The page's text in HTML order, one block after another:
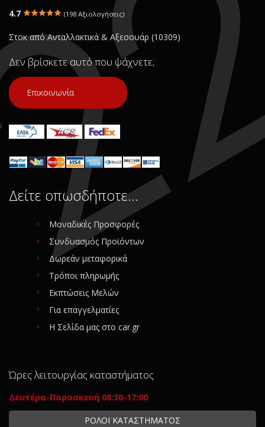
4.7 (198 Αξιολογήσεις)
Στοκ από Ανταλλακτικά & Αξεσουάρ (10309)
Δεν βρίσκετε αυτό που ψάχνετε;
Επικοινωνία
Δείτε οπωσδήποτε…
Μοναδικές Προσφορές
Συνδυασμός Προϊόντων
Δωρεάν μεταφορικά
Τρόποι πληρωμής
Εκπτώσεις Μελών
Για επαγγελματίες
Η Σελίδα μας στο car.gr
Ώρες λειτουργίας καταστήματος
Δευτέρα-Παρασκευή 08:30-17:00
ΡΟΛΟΪ ΚΑΤΑΣΤΗΜΑΤΟΣ